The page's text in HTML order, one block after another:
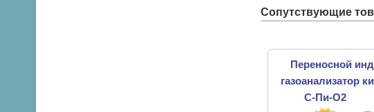
Сопутствующие
Переносной
газоанализатор
С-Пи-O2